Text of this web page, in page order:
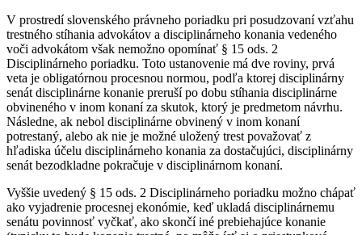
V prostredí slovenského právneho poriadku pri posudzovaní vzťahu
trestného stíhania advokátov a disciplinárneho konania vedeného
voči advokátom však nemožno opomínať § 15 ods. 2
Disciplinárneho poriadku. Toto ustanovenie má dve roviny, prvá
veta je obligatórnou procesnou normou, podľa ktorej disciplinárny
senát disciplinárne konanie preruší po dobu stíhania disciplinárne
obvineného v inom konaní za skutok, ktorý je predmetom návrhu.
Následne, ak nebol disciplinárne obvinený v inom konaní
potrestaný, alebo ak nie je možné uložený trest považovať z
hľadiska účelu disciplinárneho konania za dostačujúci, disciplinárny
senát bezodkladne pokračuje v disciplinárnom konaní.
Vyššie uvedený § 15 ods. 2 Disciplinárneho poriadku možno chápať
ako vyjadrenie procesnej ekonómie, keď ukladá disciplinárnemu
senátu povinnosť vyčkať, ako skončí iné prebiehajúce konanie